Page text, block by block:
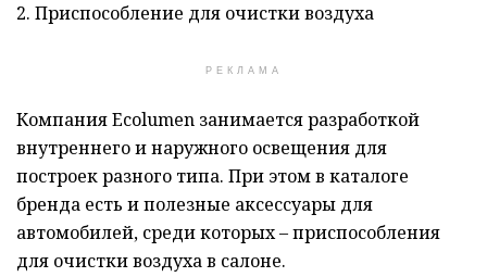
2. Приспособление для очистки воздуха
РЕКЛАМА
Компания Ecolumen занимается разработкой
внутреннего и наружного освещения для
построек разного типа. При этом в каталоге
бренда есть и полезные аксессуары для
автомобилей, среди которых – приспособления
для очистки воздуха в салоне.